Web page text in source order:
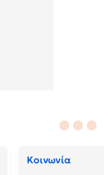
Κοινωνία